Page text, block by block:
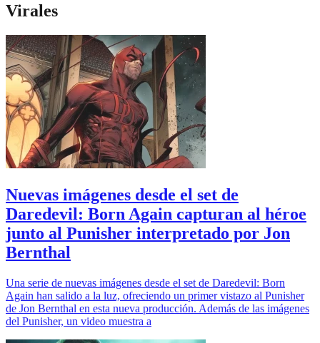
Virales
Nuevas imágenes desde el set de
Daredevil: Born Again capturan al héroe
junto al Punisher interpretado por Jon
Bernthal
Una serie de nuevas imágenes desde el set de Daredevil: Born
Again han salido a la luz, ofreciendo un primer vistazo al Punisher
de Jon Bernthal en esta nueva producción. Además de las imágenes
del Punisher, un video muestra a